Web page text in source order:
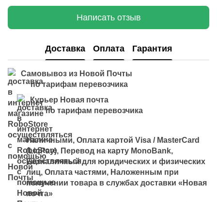
Написать отзыв
Доставка Оплата Гарантия
Самовывоз из Новой Почты
по тарифам перевозчика
Курьер Новая почта
по тарифам перевозчика
Наличными, Оплата картой Visa / MasterCard
(LiqPay), Перевод на карту MonoBank,
Безналичный для юридических и физических
лиц, Оплата частями, Наложенным при
получении товара в службах доставки «Новая
почта»